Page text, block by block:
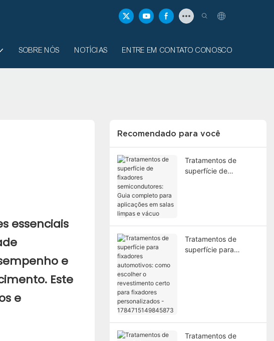
SOBRE NÓS NOTÍCIAS ENTRE EM CONTATO CONOSCO
essenciais
e
Este
e
Recomendado para você
Tratamentos de
superfície de
Tratamentos de
superfície para
1784715149845873
Tratamentos de